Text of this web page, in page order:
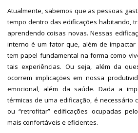
Atualmente, sabemos que as pessoas
tempo dentro das edificações habitando,
aprendendo coisas novas. Nessas
interno é um fator que, além de impactar
tem papel fundamental na forma como
tais experiências. Ou seja, além da
ocorrem implicações em nossa
emocional, além da saúde. Dada a
térmicas de uma edificação, é necessário
ou “retrofitar” edificações ocupadas
mais confortáveis e eficientes.